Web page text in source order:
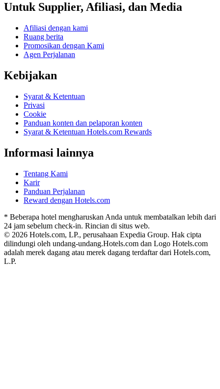
Untuk Supplier, Afiliasi, dan Media
Afiliasi dengan kami
Ruang berita
Promosikan dengan Kami
Agen Perjalanan
Kebijakan
Syarat & Ketentuan
Privasi
Cookie
Panduan konten dan pelaporan konten
Syarat & Ketentuan Hotels.com Rewards
Informasi lainnya
Tentang Kami
Karir
Panduan Perjalanan
Reward dengan Hotels.com
* Beberapa hotel mengharuskan Anda untuk membatalkan lebih dari
24 jam sebelum check-in. Rincian di situs web.
© 2026 Hotels.com, LP., perusahaan Expedia Group. Hak cipta
dilindungi oleh undang-undang.Hotels.com dan Logo Hotels.com
adalah merek dagang atau merek dagang terdaftar dari Hotels.com,
L.P.